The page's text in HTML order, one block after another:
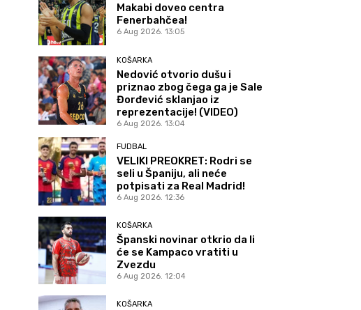
Makabi doveo centra
Fenerbahčea!
6 Aug 2026. 13:05
KOŠARKA
Nedović otvorio dušu i
priznao zbog čega ga je Sale
Đorđević sklanjao iz
reprezentacije! (VIDEO)
6 Aug 2026. 13:04
FUDBAL
VELIKI PREOKRET: Rodri se
seli u Španiju, ali neće
potpisati za Real Madrid!
6 Aug 2026. 12:36
KOŠARKA
Španski novinar otkrio da li
će se Kampaco vratiti u
Zvezdu
6 Aug 2026. 12:04
KOŠARKA